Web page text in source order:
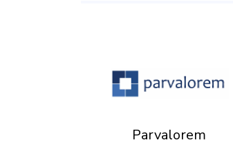
Parvalorem